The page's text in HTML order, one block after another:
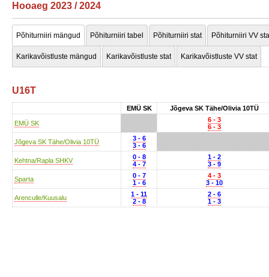
Hooaeg 2023 / 2024
Põhiturniiri mängud Põhiturniiri tabel Põhiturniiri stat Põhiturniiri VV
Karikavõistluste mängud Karikavõistluste stat Karikavõistluste VV stat
U16T
EMÜ SK Jõgeva SK Tähe/Olivia 10TÜ
EMÜ SK
6 - 3
6 - 3
Jõgeva SK Tähe/Olivia 10TÜ
3 - 6
3 - 6
Kehtna/Rapla SHKV
0 - 8
4 - 7
1 - 2
3 - 9
Sparta
0 - 7
1 - 6
4 - 3
3 - 10
Arenculle/Kuusalu
1 - 11
2 - 8
2 - 6
1 - 3